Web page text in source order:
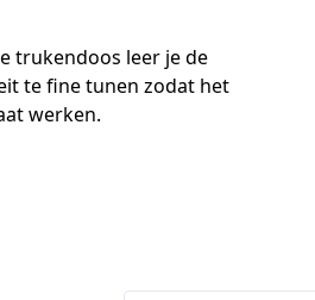
trukendoos leer je de
te fine tunen zodat het
werken.